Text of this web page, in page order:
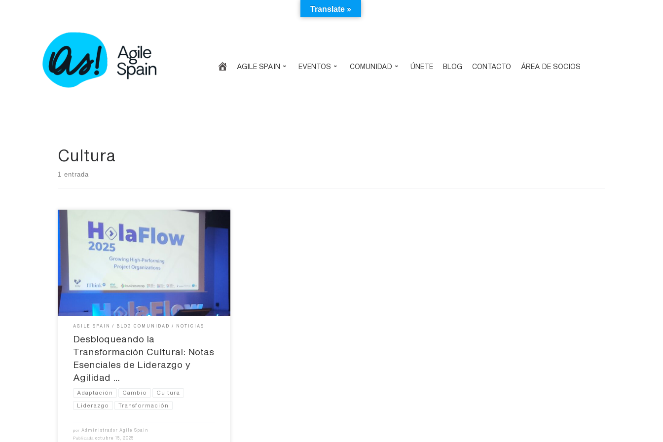
AGILE SPAIN EVENTOS COMUNIDAD ÚNETE BLOG CONTACTO ÁREA DE SOCIOS
Cultura
1 entrada
Desde la Asociación Agile Spain, nos complace
compartir las valiosas reflexiones de nuestras
compañeras Carla Krieger y Adriana Benito, quienes
participaron en el evento HolaFlow de Businessmap.
Sus notas ofrecen una hoja de ruta fundamental para
líderes y equipos inmersos en procesos de cambio,
con un fuerte foco en la […]
AGILE SPAIN BLOG COMUNIDAD NOTICIAS
Desbloqueando la
Transformación Cultural: Notas
Esenciales de Liderazgo y
Agilidad …
Adaptación Cambio
Cultura
Liderazgo
Transformación
porAdministrador Agile Spain
Publicadaoctubre 15, 2025
Translate »